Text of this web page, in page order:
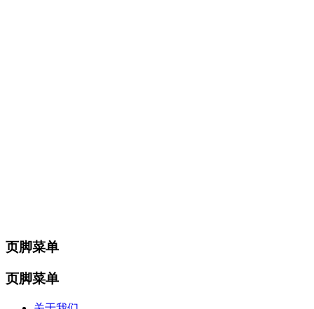
页脚菜单
页脚菜单